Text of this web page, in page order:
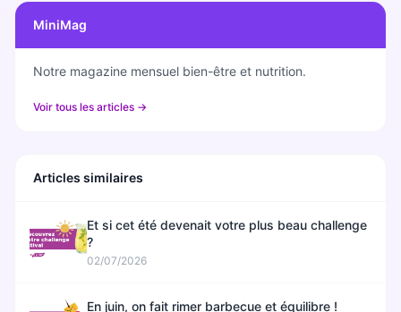
MiniMag
Notre magazine mensuel bien-être et nutrition.
Voir tous les articles →
Articles similaires
Et si cet été devenait votre plus beau challenge
?
02/07/2026
En juin, on fait rimer barbecue et équilibre !